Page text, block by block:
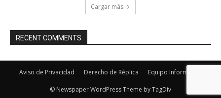
Cargar más
RECENT COMMENTS
Aviso de Privacidad Derecho de Réplica Equipo Informativo
© Newspaper WordPress Theme by TagDiv